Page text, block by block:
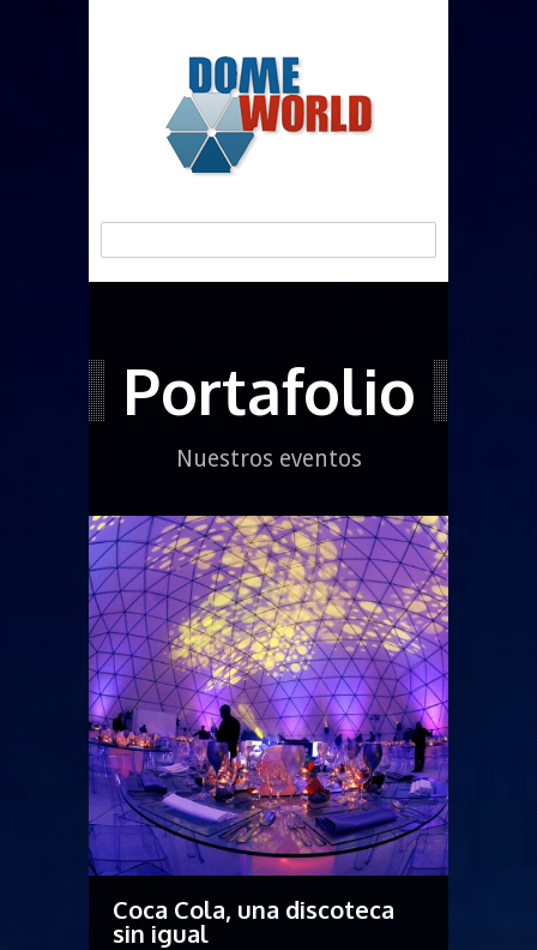
Portafolio
Nuestros eventos
Coca Cola, una discoteca
sin igual